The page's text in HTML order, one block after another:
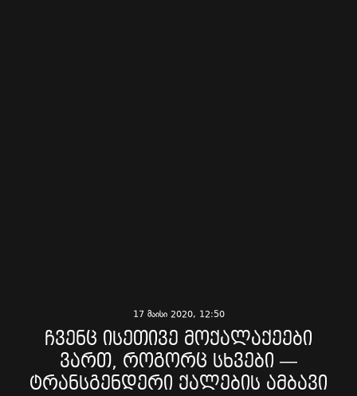
17 მაისი 2020, 12:50
ჩვენც ისეთივე მოქალაქეები
ვართ, როგორც სხვები —
ტრანსგენდერი ქალების ამბავი